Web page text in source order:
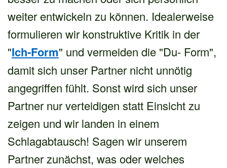
weiter entwickeln zu können. Idealerweise
formulieren wir konstruktive Kritik in der
"Ich-Form" und vermeiden die "Du- Form",
damit sich unser Partner nicht unnötig
angegriffen fühlt. Sonst wird sich unser
Partner nur verteidigen statt Einsicht zu
zeigen und wir landen in einem
Schlagabtausch! Sagen wir unserem
Partner zunächst, was oder welches